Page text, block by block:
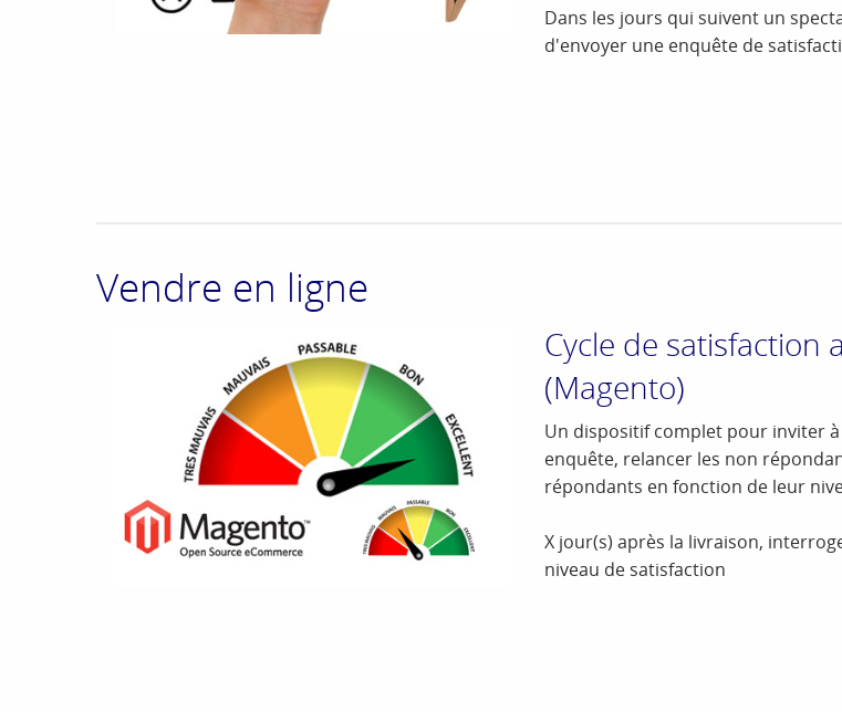
Dans les jours qui suivent un
d'envoyer une enquête de
Vendre en ligne
Cycle de satisfaction
(Magento)
Un dispositif complet pour inviter
enquête, relancer les non
répondants en fonction de leur
X jour(s) après la livraison,
niveau de satisfaction